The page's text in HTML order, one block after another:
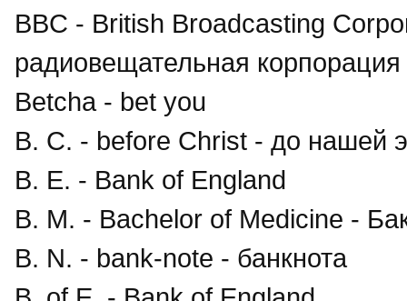
BBC - British Broadcasting
радиовещательная корпорация
Betcha - bet you
B. C. - before Christ - до нашей
B. E. - Bank of England
B. M. - Bachelor of Medicine -
B. N. - bank-note - банкнота